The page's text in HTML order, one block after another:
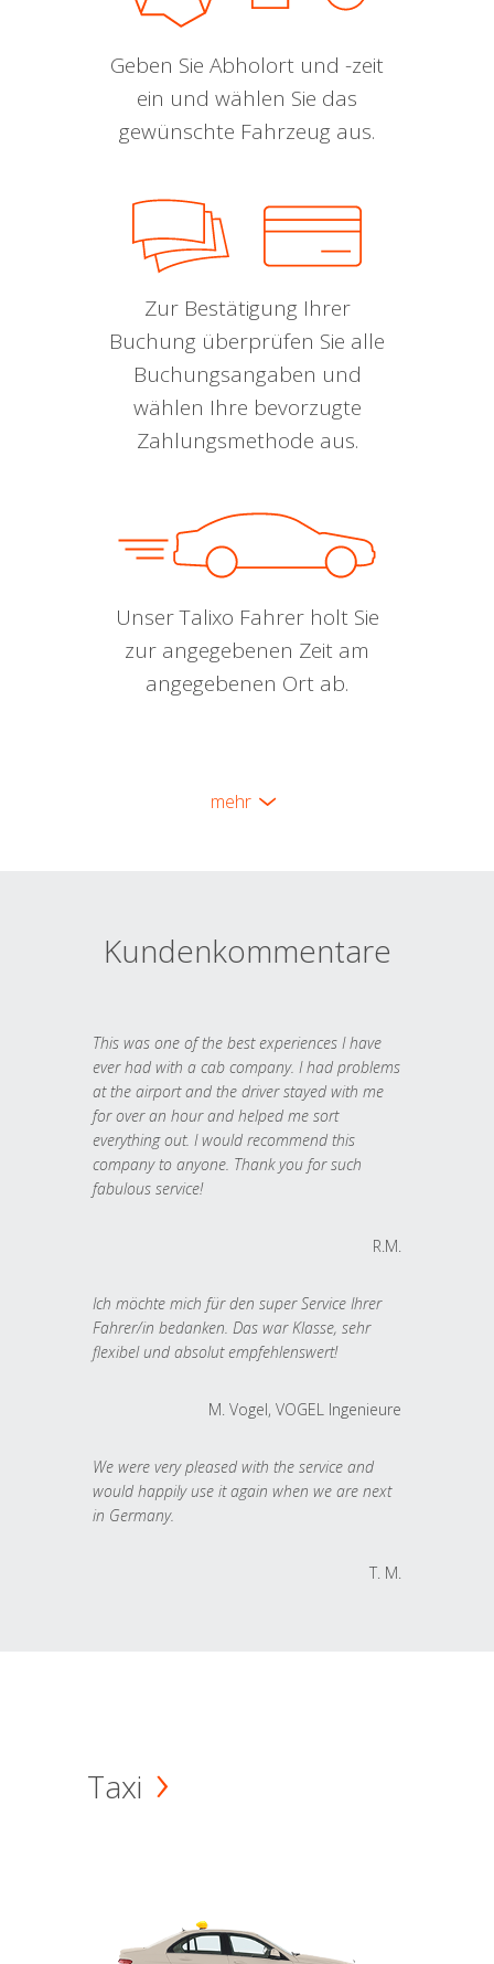
Geben Sie Abholort und -zeit
ein und wählen Sie das
gewünschte Fahrzeug aus.
Zur Bestätigung Ihrer
Buchung überprüfen Sie alle
Buchungsangaben und
wählen Ihre bevorzugte
Zahlungsmethode aus.
Unser Talixo Fahrer holt Sie
zur angegebenen Zeit am
angegebenen Ort ab.
mehr
Kundenkommentare
This was one of the best experiences I have
ever had with a cab company. I had problems
at the airport and the driver stayed with me
for over an hour and helped me sort
everything out. I would recommend this
company to anyone. Thank you for such
fabulous service!
R.M.
Ich möchte mich für den super Service Ihrer
Fahrer/in bedanken. Das war Klasse, sehr
flexibel und absolut empfehlenswert!
M. Vogel, VOGEL Ingenieure
We were very pleased with the service and
would happily use it again when we are next
in Germany.
T. M.
Taxi